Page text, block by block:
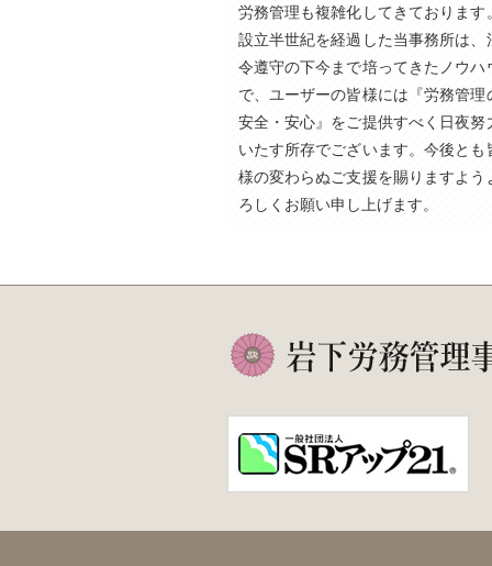
労務管理も複雑化してきております
設立半世紀を経過した当事務所は、
令遵守の下今まで培ってきたノウハ
で、ユーザーの皆様には『労務管理
安全・安心』をご提供すべく日夜努
いたす所存でございます。今後とも
様の変わらぬご支援を賜りますよう
ろしくお願い申し上げます。